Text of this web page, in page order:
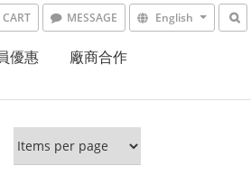
CART MESSAGE English
優惠 廠商合作